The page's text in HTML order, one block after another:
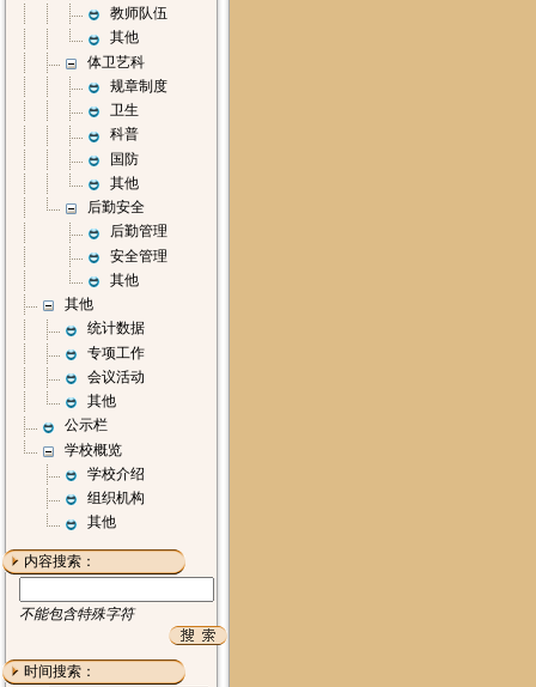
教师队伍
其他
体卫艺科
规章制度
卫生
科普
国防
其他
后勤安全
后勤管理
安全管理
其他
其他
统计数据
专项工作
会议活动
其他
公示栏
学校概览
学校介绍
组织机构
其他
内容搜索：
不能包含特殊字符
时间搜索：